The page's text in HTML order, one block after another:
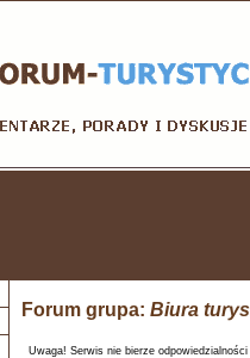
Forum grupa: Biura
Uwaga! Serwis nie bierze